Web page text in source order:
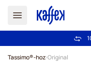
Árgarancia
Tassimo®-hoz Original